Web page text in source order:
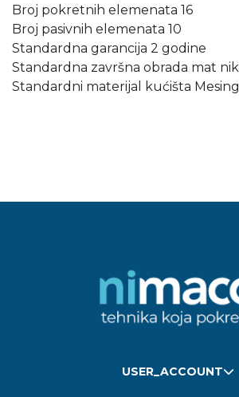
Broj pokretnih elemenata 16
Broj pasivnih elemenata 10
Standardna garancija 2 godine
Standardna završna obrada mat nikl
Standardni materijal kućišta Mesing
USER_ACCOUNT